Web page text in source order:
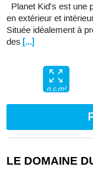
Planet Kid's est une
en extérieur et
Située idéalement à
des [...]
n.c.m²
LE DOMAINE